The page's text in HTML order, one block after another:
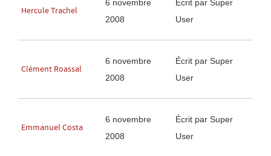
Hercule Trachel
6 novembre
2008
Écrit par Super
User
Clément Roassal
6 novembre
2008
Écrit par Super
User
Emmanuel Costa
6 novembre
2008
Écrit par Super
User